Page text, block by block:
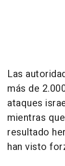
Las
más de
ataques
mientras
resultado
han visto